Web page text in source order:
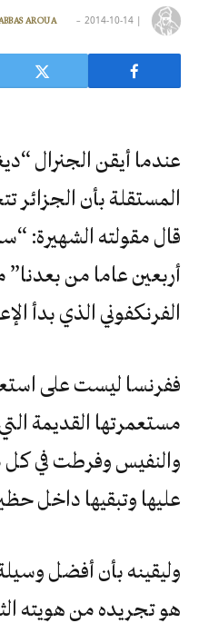
|
AROUA 2014-10-14
عندما أيقن الجنرال
المستقلة بأن الجزائر
قال مقولته الشهيرة:
أربعين عاما من بعدنا”
الفرنكفوني الذي بدأ
ففرنسا ليست على
مستعمرتها القديمة
والنفيس وفرطت في كل
عليها وتبقيها داخل
وليقينه بأن أفضل
هو تجريده من هويته